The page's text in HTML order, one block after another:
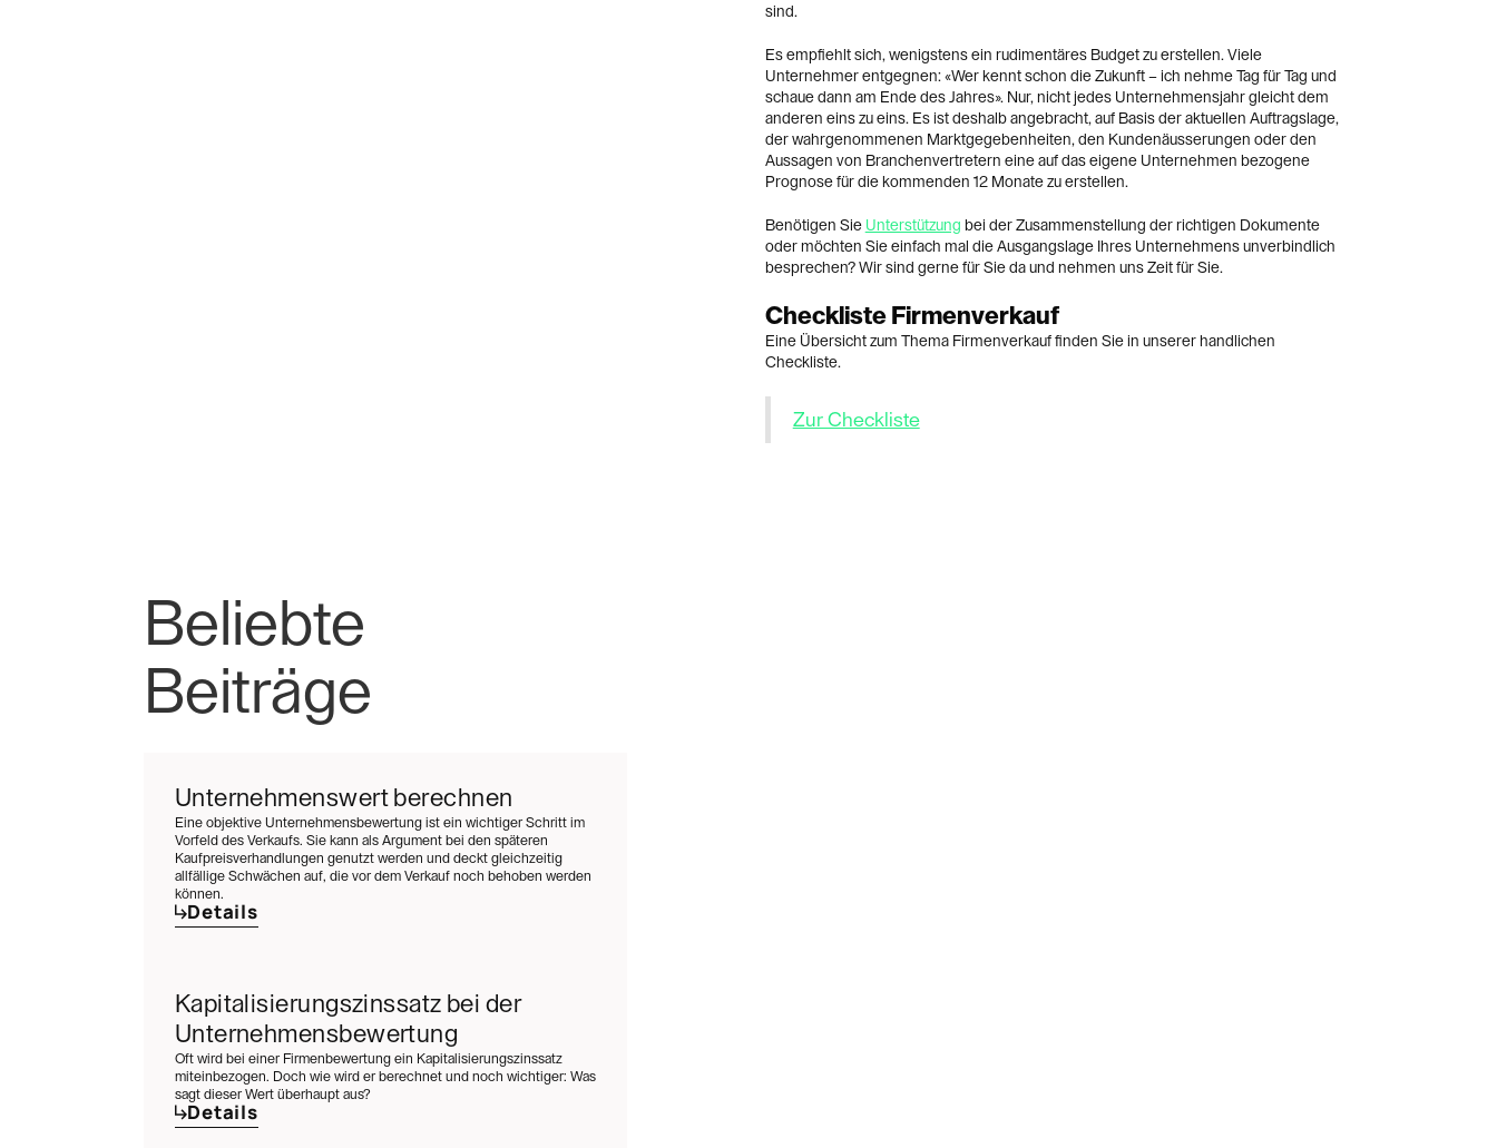
sind.
Es empfiehlt sich, wenigstens ein rudimentäres Budget zu erstellen. Viele
Unternehmer entgegnen: «Wer kennt schon die Zukunft – ich nehme Tag für Tag und
schaue dann am Ende des Jahres». Nur, nicht jedes Unternehmensjahr gleicht dem
anderen eins zu eins. Es ist deshalb angebracht, auf Basis der aktuellen Auftragslage,
der wahrgenommenen Marktgegebenheiten, den Kundenäusserungen oder den
Aussagen von Branchenvertretern eine auf das eigene Unternehmen bezogene
Prognose für die kommenden 12 Monate zu erstellen.
Benötigen Sie Unterstützung bei der Zusammenstellung der richtigen Dokumente
oder möchten Sie einfach mal die Ausgangslage Ihres Unternehmens unverbindlich
besprechen? Wir sind gerne für Sie da und nehmen uns Zeit für Sie.
Checkliste Firmenverkauf
Eine Übersicht zum Thema Firmenverkauf finden Sie in unserer handlichen
Checkliste.
Zur Checkliste
Beliebte
Beiträge
Unternehmenswert berechnen
Eine objektive Unternehmensbewertung ist ein wichtiger Schritt im
Vorfeld des Verkaufs. Sie kann als Argument bei den späteren
Kaufpreisverhandlungen genutzt werden und deckt gleichzeitig
allfällige Schwächen auf, die vor dem Verkauf noch behoben werden
können.
Details
Kapitalisierungszinssatz bei der
Unternehmensbewertung
Oft wird bei einer Firmenbewertung ein Kapitalisierungszinssatz
miteinbezogen. Doch wie wird er berechnet und noch wichtiger: Was
sagt dieser Wert überhaupt aus?
Details